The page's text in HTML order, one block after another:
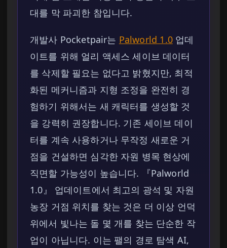
대를 막 파괴한 참입니다.
개발사 Pocketpair는 Palworld 1.0업데
이트를 위해 얼리 액세스 세이브 데이터
를 삭제할 필요는 없다고 밝혔지만, 최적
화된 메커니즘과 지형 조정을 완전히 경
험하기 위해서는 새 캐릭터를 생성할 것
을 강력히 권장합니다. 기존 세이브 데이
터를 계속 사용하거나 무작정 새로운 거
점을 건설하면 심각한 자원 병목 현상에
직면할 가능성이 높습니다. 『Palworld
1.0』 업데이트에서 최고의 광석 및 자원
농장 거점 위치를 찾는 것은 더 이상 언덕
위에서 빛나는 돌 몇 개를 찾는 단순한 작
업이 아닙니다. 이는 팰의 경로 탐색 AI,